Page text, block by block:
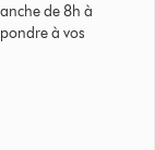
de 8h à
à vos